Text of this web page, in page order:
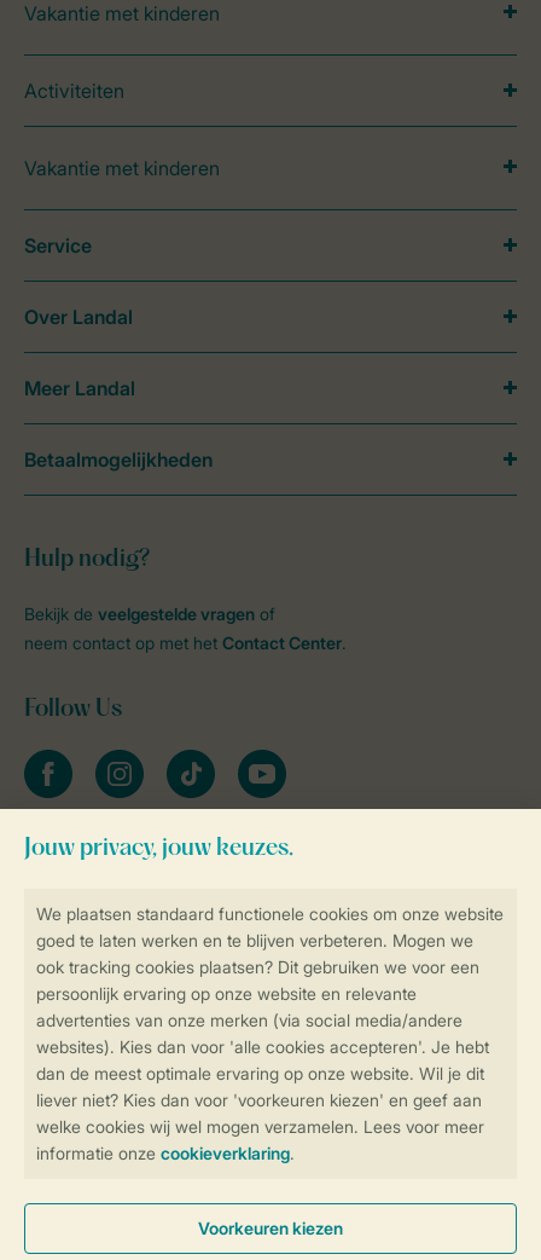
Controle over jouw gegevens &
Instellingen wijzigen
Veilig en snel online boeken
Veilige gegevensoverdracht
Veilige betaling
Vakantie met kinderen
Activiteiten
Vakantie met kinderen
Hulp nodig?
Bekijk de veelgestelde vragen of
neem contact op met het Contact Center.
Follow Us
facebookinstagramtiktok youtube
Blijf op de hoogte
Service
Over Landal
Meer Landal
Betaalmogelijkheden